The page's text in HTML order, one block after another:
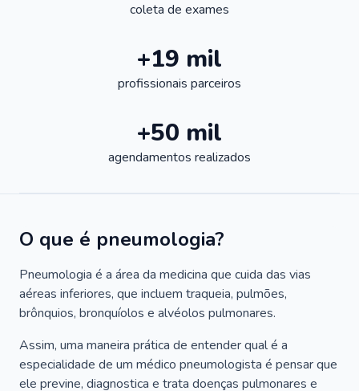
coleta de exames
+19 mil
profissionais parceiros
+50 mil
agendamentos realizados
O que é pneumologia?
Pneumologia é a área da medicina que cuida das vias
aéreas inferiores, que incluem traqueia, pulmões,
brônquios, bronquíolos e alvéolos pulmonares.
Assim, uma maneira prática de entender qual é a
especialidade de um médico pneumologista é pensar que
ele previne, diagnostica e trata doenças pulmonares e